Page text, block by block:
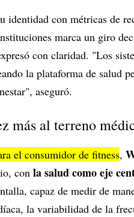
identidad con métricas de
marca un giro
con claridad. "Los
la plataforma de salud
aseguró.
más al terreno
el consumidor de fitness,
con la salud como eje
capaz de medir de
la variabilidad de la